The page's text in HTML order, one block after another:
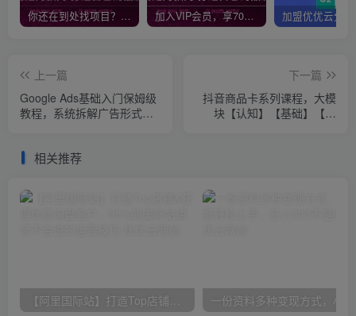
你还在到处找项目？还在当韭菜？我靠网创资源站一个月收入5万+，曾经我也是个失败者。 加入VIP会员，享70%的推广提成，免费学习多种网上创业课程，菜鸟秒变大神！
上一篇
Google Ads基础入门保姆级
教程，​系统拆解广告形式，
下一篇
抖音商品卡系列课程，大模
块【认知】【基础】【运
相关推荐